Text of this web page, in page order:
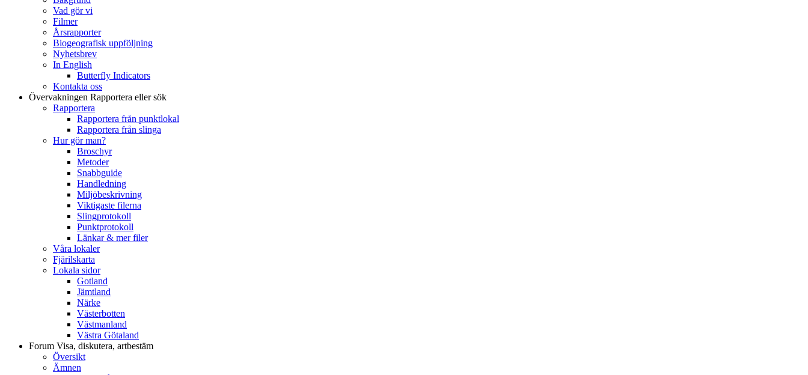
Vad gör vi
Filmer
Årsrapporter
Biogeografisk uppföljning
Nyhetsbrev
In English
Butterfly Indicators
Kontakta oss
Övervakningen Rapportera eller sök
Rapportera
Rapportera från punktlokal
Rapportera från slinga
Hur gör man?
Broschyr
Metoder
Snabbguide
Handledning
Miljöbeskrivning
Viktigaste filerna
Slingprotokoll
Punktprotokoll
Länkar & mer filer
Våra lokaler
Fjärilskarta
Lokala sidor
Gotland
Jämtland
Närke
Västerbotten
Västmanland
Västra Götaland
Forum Visa, diskutera, artbestäm
Översikt
Ämnen